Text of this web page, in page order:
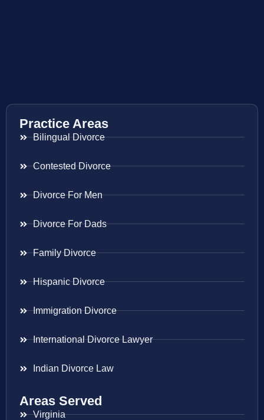
Practice Areas
Bilingual Divorce
Contested Divorce
Divorce For Men
Divorce For Dads
Family Divorce
Hispanic Divorce
Immigration Divorce
International Divorce Lawyer
Indian Divorce Law
Areas Served
Virginia